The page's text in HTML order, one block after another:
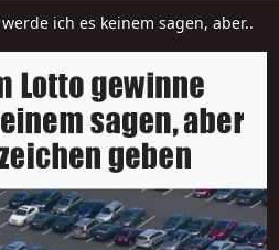
ich es keinem sagen, aber..